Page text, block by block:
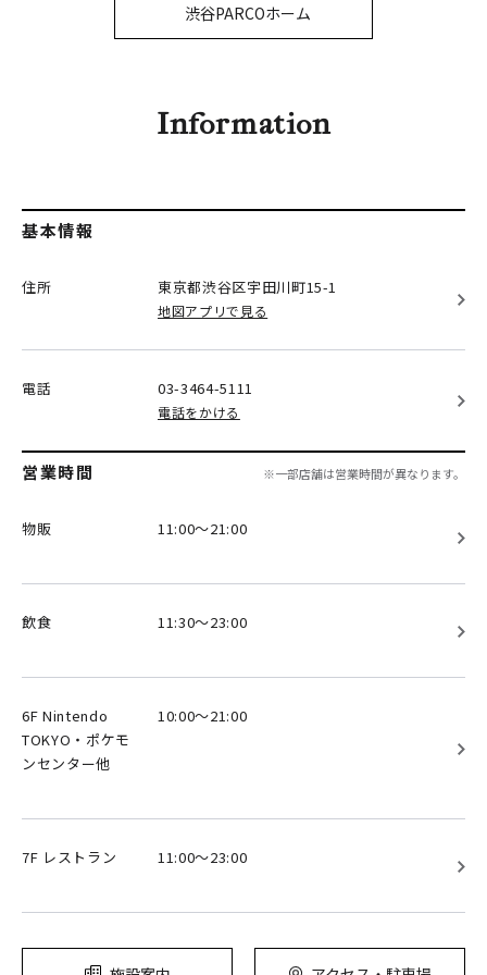
渋谷PARCOホーム
Information
基本情報
住所 東京都渋谷区宇田川町15-1
地図アプリで見る
電話 03-3464-5111
電話をかける
営業時間 ※一部店舗は営業時間が異なります。
物販 11:00～21:00
飲食 11:30～23:00
6F Nintendo
TOKYO・ポケモ
ンセンター他
10:00～21:00
7F レストラン 11:00～23:00